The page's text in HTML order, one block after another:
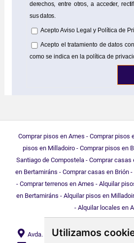
Utilizamos
derechos, entre otros, a acceder,
sus datos.
AceptoAviso Legal y Política de
Acepto el tratamiento de datos
como se indica en la política de
Comprar pisos en Ames - Comprar pisos
pisos en Milladoiro - Comprar pisos en
Santiago de Compostela- Comprar casas
en Bertamiráns - Comprar casas en Brión -
- Comprar terrenos en Ames - Alquilar
en Bertamiráns - Alquilar pisos en
- Alquilar locales en
Avda. da Mahía, 71 Bajo, Bertamiráns,